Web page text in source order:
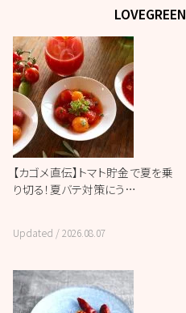
LOVEGREEN
【カゴメ直伝】トマト貯金で夏を乗
り切る！夏バテ対策にう…
Updated /2026.08.07